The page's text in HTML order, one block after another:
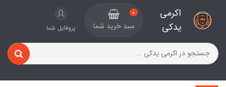
اکرمی
یدکی
0
سبد خرید شما پروفایل شما